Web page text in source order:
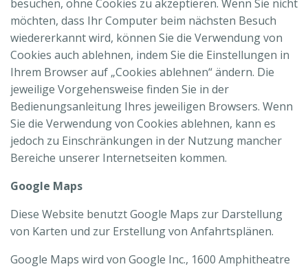
besuchen, ohne Cookies zu akzeptieren. Wenn Sie nicht
möchten, dass Ihr Computer beim nächsten Besuch
wiedererkannt wird, können Sie die Verwendung von
Cookies auch ablehnen, indem Sie die Einstellungen in
Ihrem Browser auf „Cookies ablehnen“ ändern. Die
jeweilige Vorgehensweise finden Sie in der
Bedienungsanleitung Ihres jeweiligen Browsers. Wenn
Sie die Verwendung von Cookies ablehnen, kann es
jedoch zu Einschränkungen in der Nutzung mancher
Bereiche unserer Internetseiten kommen.
Google Maps
Diese Website benutzt Google Maps zur Darstellung
von Karten und zur Erstellung von Anfahrtsplänen.
Google Maps wird von Google Inc., 1600 Amphitheatre